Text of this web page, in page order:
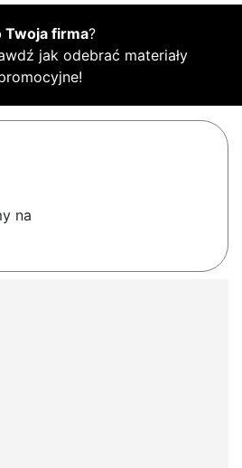
Twoja firma?
jak odebrać materiały
na